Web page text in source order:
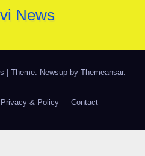
Theme: Newsup by Themeansar.
Privacy & Policy Contact